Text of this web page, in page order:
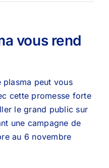
vous rend
plasma peut vous
cette promesse forte
le grand public sur
une campagne de
au 6 novembre